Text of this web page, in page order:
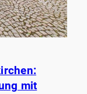
mit